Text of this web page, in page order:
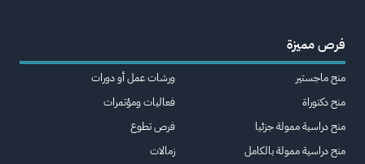
فرص مميزة
منح ماجستير
منح دكتوراة
منح دراسية ممولة جزئيا
منح دراسية ممولة بالكامل
ورشات عمل أو دورات
فعاليات ومؤتمرات
فرص تطوع
زمالات